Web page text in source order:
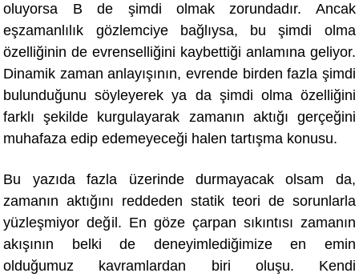
oluyorsa B de şimdi olmak zorundadır. Ancak
eşzamanlılık gözlemciye bağlıysa, bu şimdi olma
özelliğinin de evrenselliğini kaybettiği anlamına geliyor.
Dinamik zaman anlayışının, evrende birden fazla şimdi
bulunduğunu söyleyerek ya da şimdi olma özelliğini
farklı şekilde kurgulayarak zamanın aktığı gerçeğini
muhafaza edip edemeyeceği halen tartışma konusu.
Bu yazıda fazla üzerinde durmayacak olsam da,
zamanın aktığını reddeden statik teori de sorunlarla
yüzleşmiyor değil. En göze çarpan sıkıntısı zamanın
akışının belki de deneyimlediğimize en emin
olduğumuz kavramlardan biri oluşu. Kendi